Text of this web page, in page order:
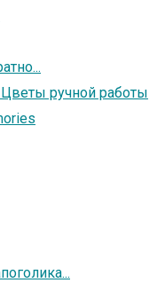
Цветы ручной работы